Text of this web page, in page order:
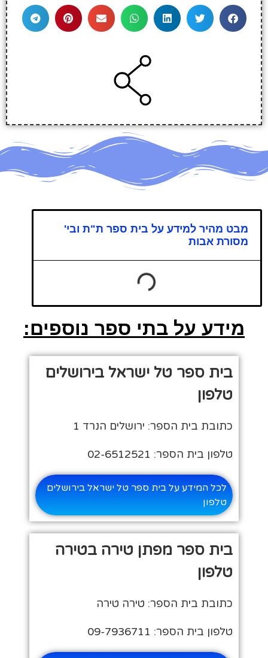
מבט מהיר למידע על בית ספר ת"ת ובי'
מסורת אבות
מידע על בתי ספר נוספים:
בית ספר טל ישראל בירושלים
טלפון
כתובת בית הספר: ירושלים הנרד 1
טלפון בית הספר: 02-6512521
לכל המידע על בית ספר טל ישראל בירושלים
טלפון
בית ספר מפתן טירה בטירה
טלפון
כתובת בית הספר: טירה טירה
טלפון בית הספר: 09-7936711